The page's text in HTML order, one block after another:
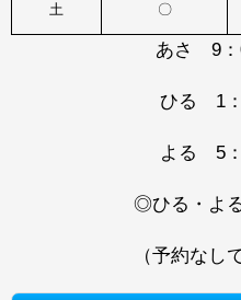
土 〇
あさ 9：
ひる 1：
よる 5
◎ひる・よ
（予約なし